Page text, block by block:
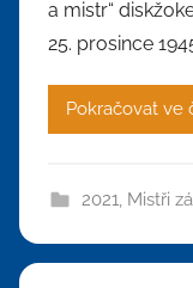
a mistr“
25. prosince
Pokračovat ve
2021 Mistři